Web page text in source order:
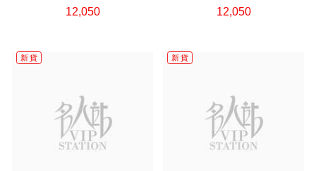
12,050 12,050
新 貨 新 貨